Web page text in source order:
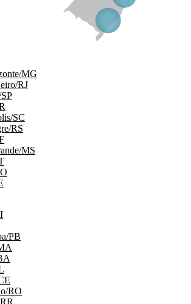
MG
RJ
SC
RS
MS
PB
RO